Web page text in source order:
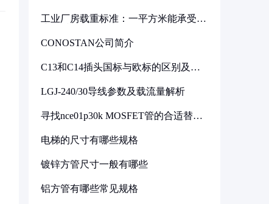
工业厂房载重标准：一平方米能承受多
CONOSTAN公司简介
C13和C14插头国标与欧标的区别及其
LGJ-240/30导线参数及载流量解析
寻找nce01p30k MOSFET管的合适替代
电梯的尺寸有哪些规格
镀锌方管尺寸一般有哪些
铝方管有哪些常见规格